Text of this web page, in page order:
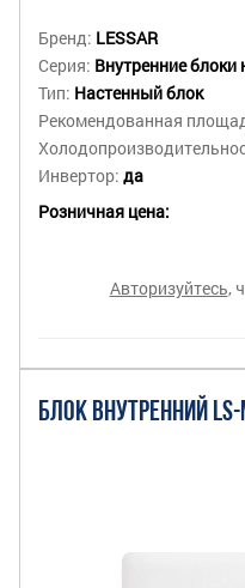
Бренд: LESSAR
Серия: Внутренние блоки
Тип: Настенный блок
Рекомендованная
Инвертор: да
Розничная цена:
Авторизуйтесь,
БЛОК ВНУТРЕННИЙ LS-